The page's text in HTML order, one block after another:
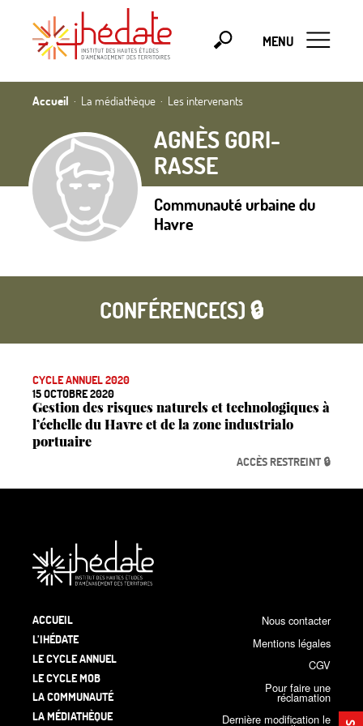
MENU
Accueil La médiathèque Les intervenants
AGNÈS GORI-
RASSE
Communauté urbaine du
Havre
CONFÉRENCE(S) 🔒
CYCLE ANNUEL 2020
15 OCTOBRE 2020
Gestion des risques naturels et technologiques à
l’échelle du Havre et de la zone industrialo
portuaire
ACCÈS RESTREINT 🔒
ACCUEIL
L’IHÉDATE
LE CYCLE ANNUEL
LE CYCLE MOB
LA COMMUNAUTÉ
LA MÉDIATHÈQUE
Nous contacter
Mentions légales
CGV
Pour faire une
réclamation
Dernière modification le